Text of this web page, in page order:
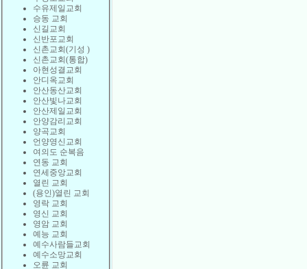
수유제일교회
승동 교회
신길교회
신반포교회
신촌교회(기성 )
신촌교회(통합)
아현성결교회
안디옥교회
안산동산교회
안산빛나교회
안산제일교회
안양감리교회
양곡교회
언양영신교회
여의도 순복음
연동 교회
연세중앙교회
열린 교회
(용인)열린 교회
영락 교회
영신 교회
영암 교회
예능 교회
예수사람들교회
예수소망교회
오륜 교회